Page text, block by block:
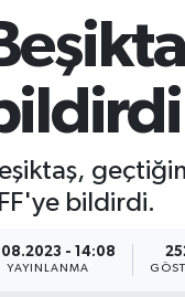
bildirdi.
- 14:08
YAYINLANMA
Haberleri